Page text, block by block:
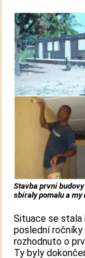
Stavba první
sbíraly pomalu a
Situace se stala
poslední
rozhodnuto o
Ty byly